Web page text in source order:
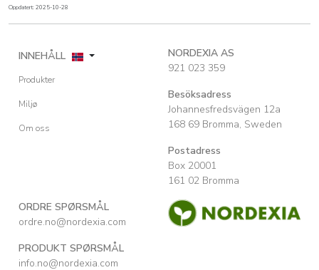
Oppdatert: 2025-10-28
INNEHÅLL
Produkter
Miljø
Om oss
NORDEXIA AS
921 023 359
Besöksadress
Johannesfredsvägen 12a
168 69 Bromma, Sweden
Postadress
Box 20001
161 02 Bromma
ORDRE SPØRSMÅL
ordre.no@nordexia.com
PRODUKT SPØRSMÅL
info.no@nordexia.com